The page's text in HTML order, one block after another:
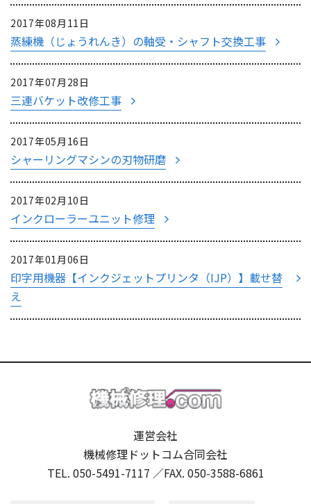
2017年08月11日
蒸練機（じょうれんき）の軸受・シャフト交換工事
2017年07月28日
三連バケット改修工事
2017年05月16日
シャーリングマシンの刃物研磨
2017年02月10日
インクローラーユニット修理
2017年01月06日
印字用機器【インクジェットプリンタ（IJP）】載せ替
え
運営会社
機械修理ドットコム合同会社
TEL. 050-5491-7117 ／FAX. 050-3588-6861